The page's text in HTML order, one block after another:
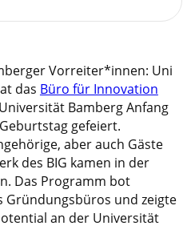
Vorreiter*innen: Uni
das Büro für Innovation
Bamberg Anfang
gefeiert.
aber auch Gäste
des BIG kamen in der
Das Programm bot
Gründungsbüros und zeigte
an der Universität